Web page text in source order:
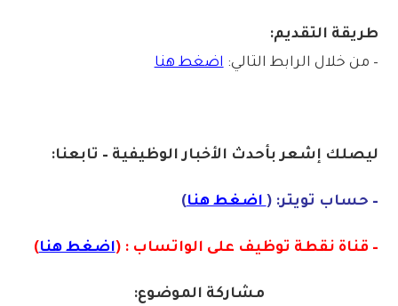
طريقة التقديم:
– من خلال الرابط التالي: اضغط هنا
ليصلك إشعربأحدث الأخبار الوظيفية – تابعنا:
– حساب تويتر: ( اضغط هنا)
– قناة نقطة توظيف على الواتساب : (اضغط هنا)
مشاركة الموضوع: